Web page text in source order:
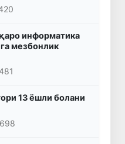
информатика
мезбонлик
13 ёшли болани
698